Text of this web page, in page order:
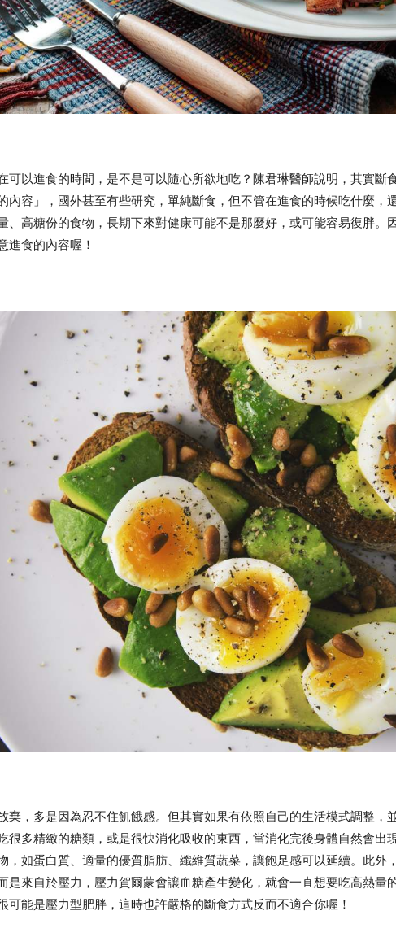
可以進食的時間，是不是可以隨心所欲地吃？陳君琳醫師說明，其實斷
內容」，國外甚至有些研究，單純斷食，但不管在進食的時候吃什麼，
、高糖份的食物，長期下來對健康可能不是那麼好，或可能容易復胖。
進食的內容喔！
棄，多是因為忍不住飢餓感。但其實如果有依照自己的生活模式調整，
很多精緻的糖類，或是很快消化吸收的東西，當消化完後身體自然會出
，如蛋白質、適量的優質脂肪、纖維質蔬菜，讓飽足感可以延續。此外
是來自於壓力，壓力賀爾蒙會讓血糖產生變化，就會一直想要吃高熱量
可能是壓力型肥胖，這時也許嚴格的斷食方式反而不適合你喔！